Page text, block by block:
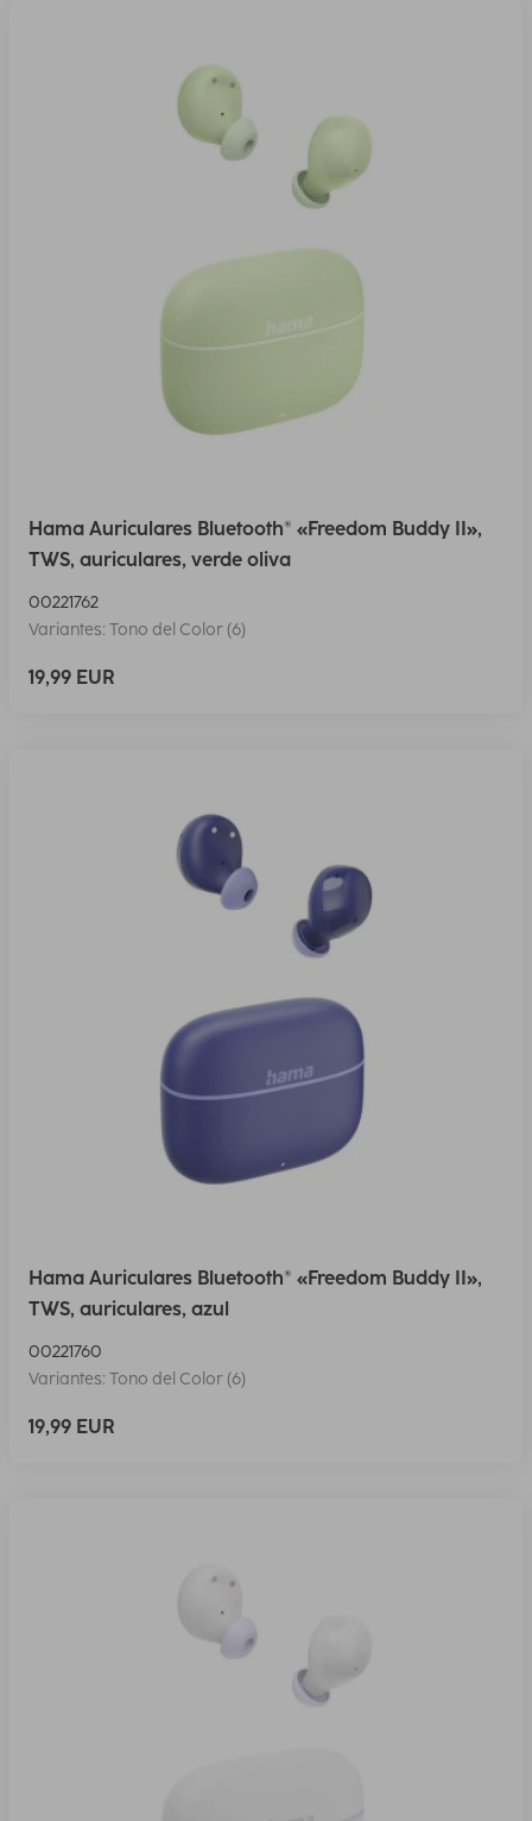
Hama Auriculares Bluetooth® «Freedom Buddy II»,
TWS, auriculares, verde oliva
00221762
Variantes: Tono del Color (6)
19,99 EUR
Hama Auriculares Bluetooth® «Freedom Buddy II»,
TWS, auriculares, azul
00221760
Variantes: Tono del Color (6)
19,99 EUR